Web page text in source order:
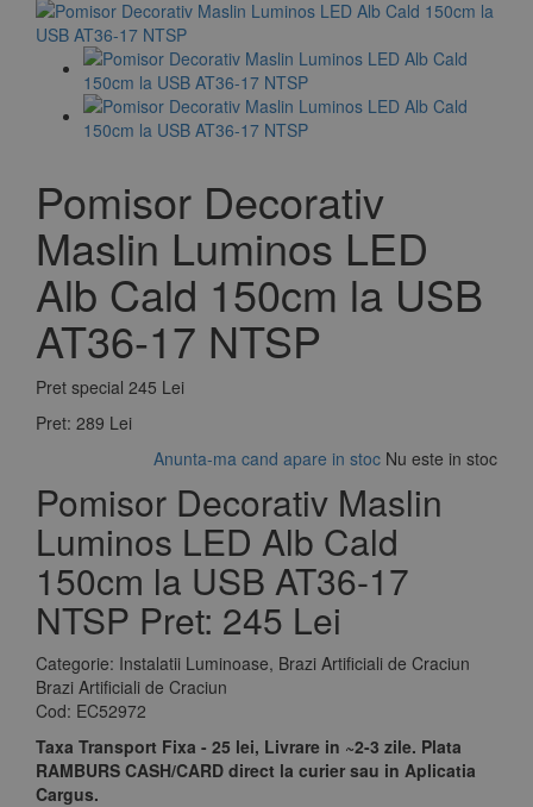
Pomisor Decorativ
Maslin Luminos LED
Alb Cald 150cm la USB
AT36-17 NTSP
Pret special 245 Lei
Pret: 289 Lei
Anunta-ma cand apare in stoc Nu este in stoc
Pomisor Decorativ Maslin
Luminos LED Alb Cald
150cm la USB AT36-17
NTSP Pret: 245 Lei
Categorie: Instalatii Luminoase, Brazi Artificiali de Craciun
Brazi Artificiali de Craciun
Cod: EC52972
Taxa Transport Fixa - 25 lei, Livrare in ~2-3 zile. Plata
RAMBURS CASH/CARD direct la curier sau in Aplicatia
Cargus.